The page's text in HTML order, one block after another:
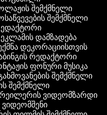
შემქმნელი
შემქმნელი
დამზადება
დეკორაციისთვის
რედაქტორი
ფონური მუსიკა
შემქმნელი
შემქმნელი
ვიდეომზარდი
ვიდეომშენი